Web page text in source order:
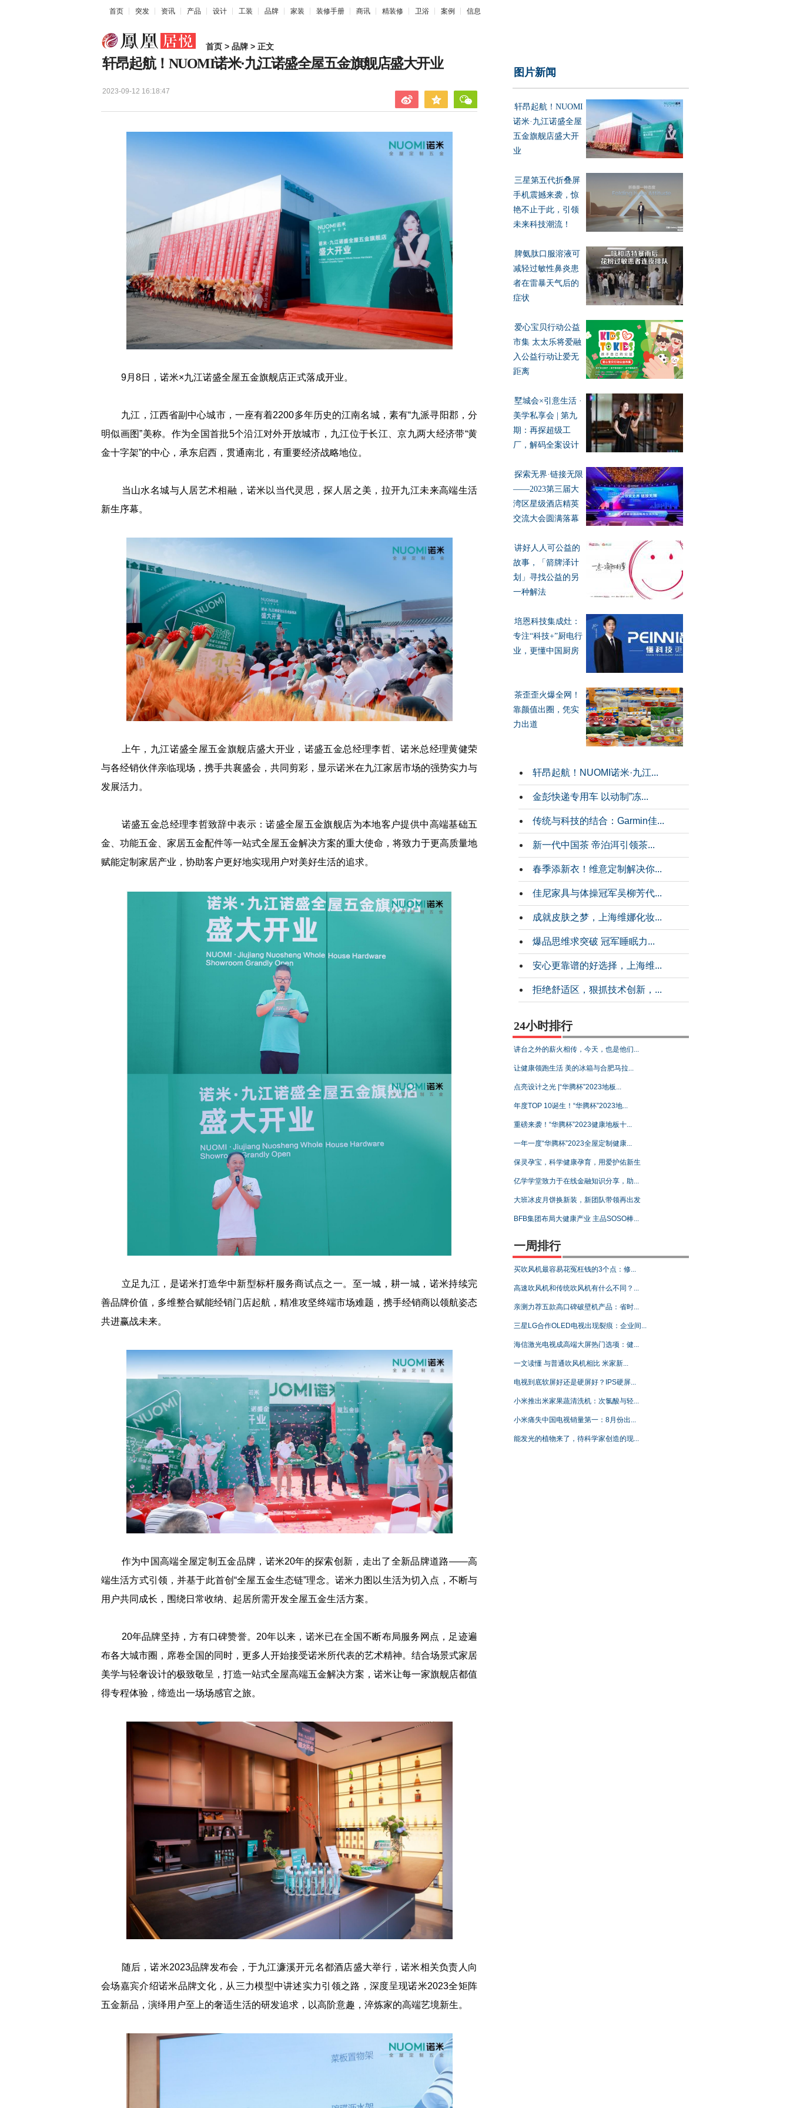
首页 突发 资讯 产品 设计 工装 品牌 家装 装修手册 商讯 精装修 卫浴 案例 信息
首页 > 品牌 > 正文
轩昂起航！NUOMI诺米·九江诺盛全屋五金旗舰店盛大开业
2023-09-12 16:18:47
9月8日，诺米×九江诺盛全屋五金旗舰店正式落成开业。
九江，江西省副中心城市，一座有着2200多年历史的江南名城，素有“九派寻阳郡，分
明似画图”美称。作为全国首批5个沿江对外开放城市，九江位于长江、京九两大经济带“黄
金十字架”的中心，承东启西，贯通南北，有重要经济战略地位。
当山水名城与人居艺术相融，诺米以当代灵思，探人居之美，拉开九江未来高端生活
新生序幕。
上午，九江诺盛全屋五金旗舰店盛大开业，诺盛五金总经理李哲、诺米总经理黄健荣
与各经销伙伴亲临现场，携手共襄盛会，共同剪彩，显示诺米在九江家居市场的强势实力与
发展活力。
诺盛五金总经理李哲致辞中表示：诺盛全屋五金旗舰店为本地客户提供中高端基础五
金、功能五金、家居五金配件等一站式全屋五金解决方案的重大使命，将致力于更高质量地
赋能定制家居产业，协助客户更好地实现用户对美好生活的追求。
立足九江，是诺米打造华中新型标杆服务商试点之一。至一城，耕一城，诺米持续完
善品牌价值，多维整合赋能经销门店起航，精准攻坚终端市场难题，携手经销商以领航姿态
共进赢战未来。
作为中国高端全屋定制五金品牌，诺米20年的探索创新，走出了全新品牌道路——高
端生活方式引领，并基于此首创“全屋五金生态链”理念。诺米力图以生活为切入点，不断与
用户共同成长，围绕日常收纳、起居所需开发全屋五金生活方案。
20年品牌坚持，方有口碑赞誉。20年以来，诺米已在全国不断布局服务网点，足迹遍
布各大城市圈，席卷全国的同时，更多人开始接受诺米所代表的艺术精神。结合场景式家居
美学与轻奢设计的极致敬呈，打造一站式全屋高端五金解决方案，诺米让每一家旗舰店都值
得专程体验，缔造出一场场感官之旅。
随后，诺米2023品牌发布会，于九江濂溪开元名都酒店盛大举行，诺米相关负责人向
会场嘉宾介绍诺米品牌文化，从三力模型中讲述实力引领之路，深度呈现诺米2023全矩阵
五金新品，演绎用户至上的奢适生活的研发追求，以高阶意趣，淬炼家的高端艺境新生。
图片新闻
轩昂起航！NUOMI
诺米·九江诺盛全屋
五金旗舰店盛大开
业
三星第五代折叠屏
手机震撼来袭，惊
艳不止于此，引领
未来科技潮流！
脾氨肽口服溶液可
减轻过敏性鼻炎患
者在雷暴天气后的
症状
爱心宝贝行动公益
市集 太太乐将爱融
入公益行动让爱无
距离
墅城会×引意生活 ·
美学私享会 | 第九
期：再探超级工
厂，解码全案设计
探索无界·链接无限
——2023第三届大
湾区星级酒店精英
交流大会圆满落幕
讲好人人可公益的
故事，「箭牌泽计
划」寻找公益的另
一种解法
培恩科技集成灶：
专注“科技+”厨电行
业，更懂中国厨房
茶歪歪火爆全网！
靠颜值出圈，凭实
力出道
轩昂起航！NUOMI诺米·九江...
金彭快递专用车 以动制”冻...
传统与科技的结合：Garmin佳...
新一代中国茶 帝泊洱引领茶...
春季添新衣！维意定制解决你...
佳尼家具与体操冠军吴柳芳代...
成就皮肤之梦，上海维娜化妆...
爆品思维求突破 冠军睡眠力...
安心更靠谱的好选择，上海维...
拒绝舒适区，狠抓技术创新，...
24小时排行
讲台之外的薪火相传，今天，也是他们...
让健康领跑生活 美的冰箱与合肥马拉...
点亮设计之光 |“华腾杯”2023地板...
年度TOP 10诞生！“华腾杯”2023地...
重磅来袭！“华腾杯”2023健康地板十...
一年一度“华腾杯”2023全屋定制健康...
保灵孕宝，科学健康孕育，用爱护佑新生
亿学学堂致力于在线金融知识分享，助...
大班冰皮月饼换新装，新团队带领再出发
BFB集团布局大健康产业 主品SOSO棒...
一周排行
买吹风机最容易花冤枉钱的3个点：修...
高速吹风机和传统吹风机有什么不同？...
亲测力荐五款高口碑破壁机产品：省时...
三星LG合作OLED电视出现裂痕：企业间...
海信激光电视成高端大屏热门选项：健...
一文读懂 与普通吹风机相比 米家新...
电视到底软屏好还是硬屏好？IPS硬屏...
小米推出米家果蔬清洗机：次氯酸与轻...
小米痛失中国电视销量第一：8月份出...
能发光的植物来了，待科学家创造的现...